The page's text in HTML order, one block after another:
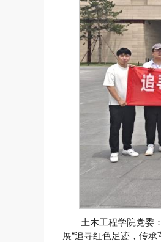
土木工程学院党委
展“追寻红色足迹，传承